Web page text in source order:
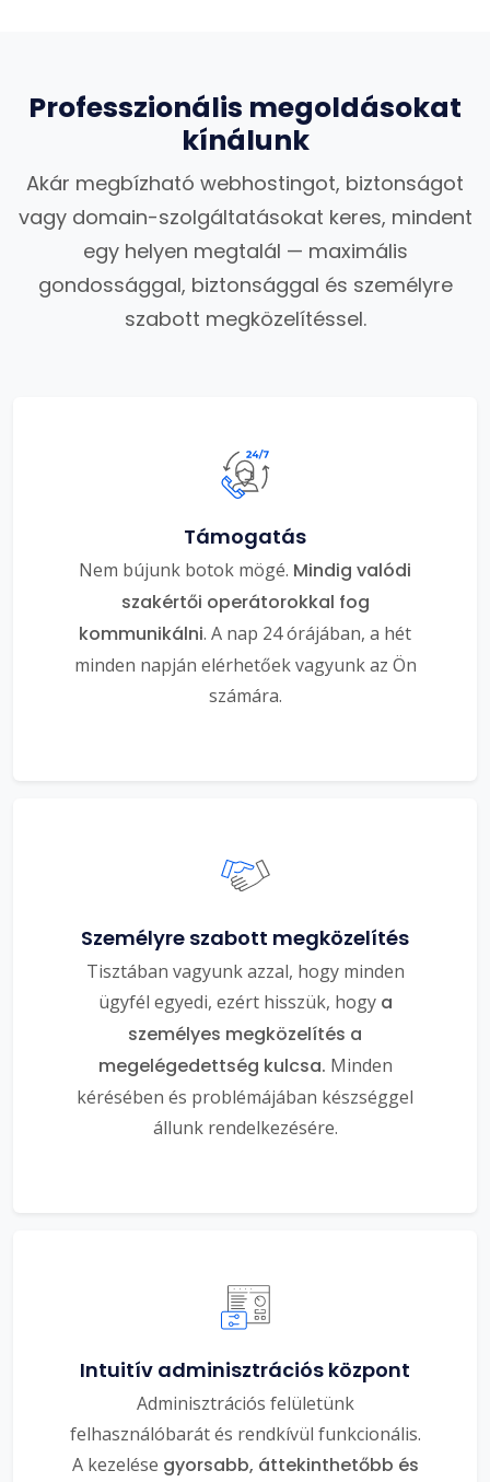
Professzionális megoldásokat
kínálunk
Akár megbízható webhostingot, biztonságot
vagy domain-szolgáltatásokat keres, mindent
egy helyen megtalál — maximális
gondossággal, biztonsággal és személyre
szabott megközelítéssel.
Támogatás
Nem bújunk botok mögé. Mindig valódi
szakértői operátorokkal fog
kommunikálni. A nap 24 órájában, a hét
minden napján elérhetőek vagyunk az Ön
számára.
Személyre szabott megközelítés
Tisztában vagyunk azzal, hogy minden
ügyfél egyedi, ezért hisszük, hogy a
személyes megközelítés a
megelégedettség kulcsa. Minden
kérésében és problémájában készséggel
állunk rendelkezésére.
Intuitív adminisztrációs központ
Adminisztrációs felületünk
felhasználóbarát és rendkívül funkcionális.
A kezelése gyorsabb, áttekinthetőbb és